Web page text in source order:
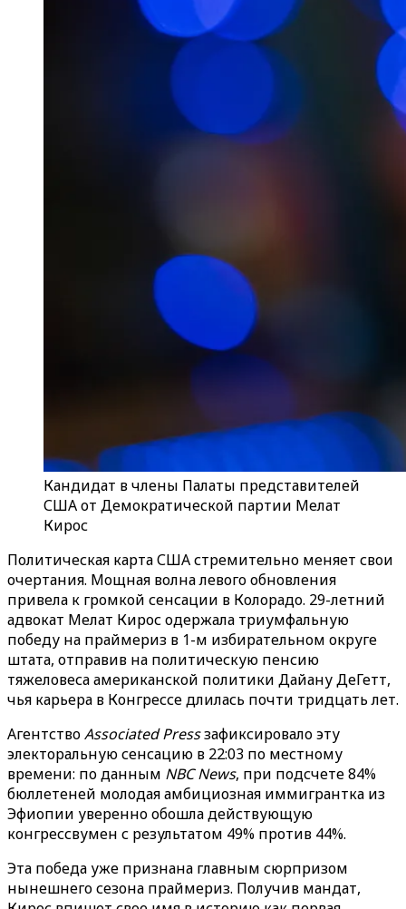
Кандидат в члены Палаты представителей
США от Демократической партии Мелат
Кирос
Политическая карта США стремительно меняет свои
очертания. Мощная волна левого обновления
привела к громкой сенсации в Колорадо. 29-летний
адвокат Мелат Кирос одержала триумфальную
победу на праймериз в 1-м избирательном округе
штата, отправив на политическую пенсию
тяжеловеса американской политики Дайану ДеГетт,
чья карьера в Конгрессе длилась почти тридцать лет.
АгентствоAssociated Pressзафиксировало эту
электоральную сенсацию в 22:03 по местному
времени: по данным NBC News, при подсчете 84%
бюллетеней молодая амбициозная иммигрантка из
Эфиопии уверенно обошла действующую
конгрессвумен с результатом 49% против 44%.
Эта победа уже признана главным сюрпризом
нынешнего сезона праймериз. Получив мандат,